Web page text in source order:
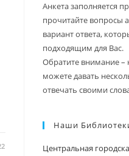
Анкета заполняется
прочитайте вопросы
вариант ответа,
подходящим для Вас.
Обратите внимание
можете давать
отвечать своими
Наши
Центральная